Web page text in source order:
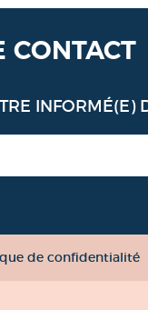
CONTACT
INFORMÉ(E)
de confidentialité